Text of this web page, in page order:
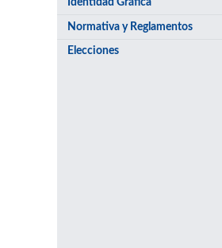
Identidad Gráfica
Normativa y Reglamentos
Elecciones